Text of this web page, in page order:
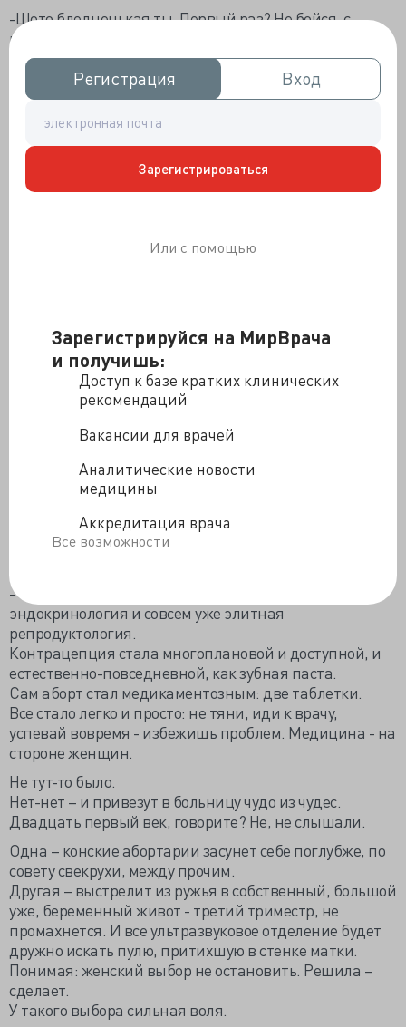
Зарегистрируйся на МирВрача
и получишь:
Доступ к базе кратких клинических
рекомендаций
Вакансии для врачей
Аналитические новости
медицины
Аккредитация врача
Все возможности
Регистрация
Регистрация Вход
Вход
Зарегистрироваться
Или с помощью
-Шото бледненькая ты. Первый раз? Не бойся, с
калипсолом не больно. Я в этом году пятую чистку
делаю, а вообще тринадцатую…
-Говорят, есть одна акушерка - домой к клиенткам
приезжает, знакомую почистила на кухонном столе,
шоб той в поликлинику не ходить, у ней муж
начальник, шоб ему не отлучаться ее домой везти.
-Тю! Нашо мужа беспокоить? Ля! Возить еще! Я щас на
смену прям поеду, отсюда выйду и сяду на транвай…
Заходили по очереди.
Кресло. Врач. Стыд. Железки. Боль. Медсестра. Укол.
Женский выбор.
К полудню абортмахер заканчивал второй десяток
абортов - успевали бы наборы стерилизоваться. Он
выходил перекурить, и новая очередь женщин уже
ожидала его: записаться на завтра. Он хороший спец
– ни остатков, ни перфы, тьфу-тьфу.
…Немного позже гинекология неузнаваемо
- технологичная хирургия, интеллектуальная
эндокринология и совсем уже элитная
репродуктология.
Контрацепция стала многоплановой и доступной, и
естественно-повседневной, как зубная паста.
Сам аборт стал медикаментозным: две таблетки.
Все стало легко и просто: не тяни, иди к врачу,
успевай вовремя - избежишь проблем. Медицина - на
стороне женщин.
Не тут-то было.
Нет-нет – и привезут в больницу чудо из чудес.
Двадцать первый век, говорите? Не, не слышали.
Одна – конские абортарии засунет себе поглубже, по
совету свекрухи, между прочим.
Другая – выстрелит из ружья в собственный, большой
уже, беременный живот - третий триместр, не
промахнется. И все ультразвуковое отделение будет
дружно искать пулю, притихшую в стенке матки.
Понимая: женский выбор не остановить. Решила –
сделает.
У такого выбора сильная воля.